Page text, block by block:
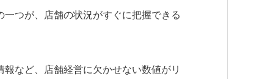
つが、店舗の状況がすぐに把握できる
など、店舗経営に欠かせない数値がリ